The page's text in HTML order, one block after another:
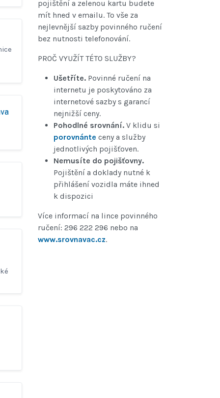
pojištění a zelenou kartu budete
mít hned v emailu. To vše za
nejlevnější sazby povinného ručení
bez nutnosti telefonování.
PROČ VYUŽÍT TÉTO SLUŽBY?
Ušetříte. Povinné ručení na
internetu je poskytováno za
internetové sazby s garancí
nejnižší ceny.
Pohodlné srovnání. V klidu si
porovnánte ceny a služby
jednotlivých pojišťoven.
Nemusíte do pojišťovny.
Pojištění a doklady nutné k
přihlášení vozidla máte ihned
k dispozici
Více informací na lince povinného
ručení: 296 222 296 nebo na
www.srovnavac.cz.